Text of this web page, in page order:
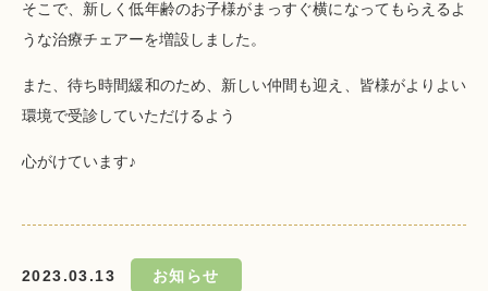
そこで、新しく低年齢のお子様がまっすぐ横になってもらえるよ
うな治療チェアーを増設しました。
また、待ち時間緩和のため、新しい仲間も迎え、皆様がよりよい
環境で受診していただけるよう
心がけています♪
2023.03.13 お知らせ